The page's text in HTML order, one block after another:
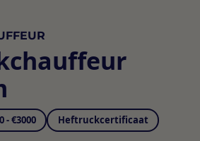
- €3000 Heftruckcertificaat